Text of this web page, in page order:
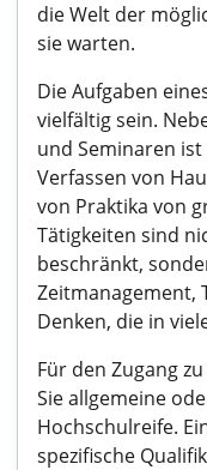
die Welt der
sie warten.
Die Aufgaben
vielfältig sein.
und Seminaren
Verfassen von
von Praktika von
Tätigkeiten sind
beschränkt,
Zeitmanagement,
Denken, die in
Für den Zugang
Sie allgemeine
Hochschulreife.
spezifische